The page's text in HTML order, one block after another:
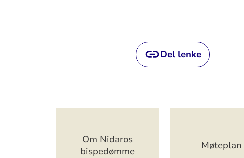
Del lenke
Om Nidaros
bispedømme
Møteplan